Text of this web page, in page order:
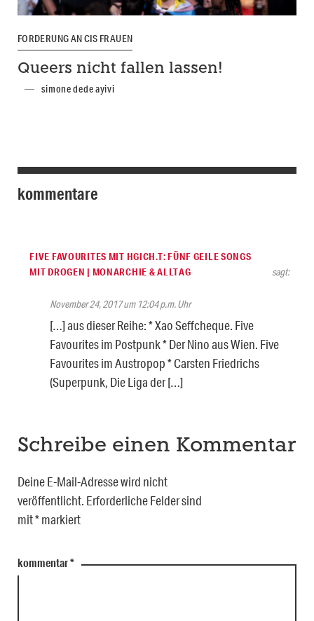
FORDERUNG AN CIS FRAUEN
Queers nicht fallen lassen!
simone dede ayivi
kommentare
FIVE FAVOURITES MIT HGICH.T: FÜNF GEILE SONGS
MIT DROGEN | MONARCHIE & ALLTAG
sagt:
November 24, 2017 um 12:04 p.m. Uhr
[…] aus dieser Reihe: * Xao Seffcheque. Five
Favourites im Postpunk * Der Nino aus Wien. Five
Favourites im Austropop * Carsten Friedrichs
(Superpunk, Die Liga der […]
Schreibe einen Kommentar
Deine E-Mail-Adresse wird nicht
veröffentlicht. Erforderliche Felder sind
mit*markiert
kommentar*